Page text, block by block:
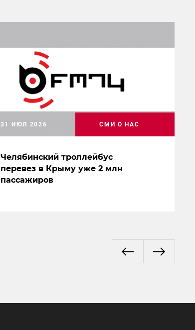
Челябинский троллейбус
перевез в Крыму уже 2 млн
пассажиров
31 ИЮЛ 2026 СМИ О НАС